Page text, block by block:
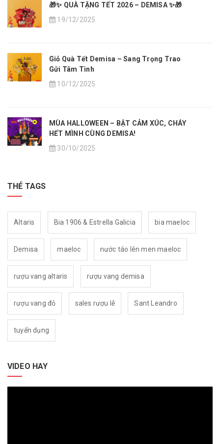
🎁✨ QUÀ TẶNG TẾT 2026 – DEMISA ✨🎁
19/12/2025
Giỏ Quà Tết Demisa – Sang Trọng Trao
Gửi Tâm Tình
10/12/2025
MÙA HALLOWEEN – BẬT CẢM XÚC, CHÁY
HẾT MÌNH CÙNG DEMISA!
30/10/2025
THẺ TAGS
Altaris Bia 1906 & Estrella Galicia bia maeloc
Demisa maeloc nước táo lên men maeloc
rượu vang altaris rượu vang demisa
rượu vang đỏ sales rượu lễ Sant Leandro
tuyển dụng
VIDEO HAY